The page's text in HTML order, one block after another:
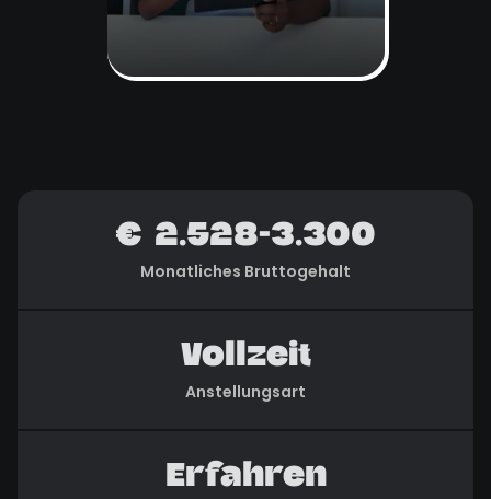
€ 2.528-3.300
Monatliches Bruttogehalt
Vollzeit
Anstellungsart
Erfahren